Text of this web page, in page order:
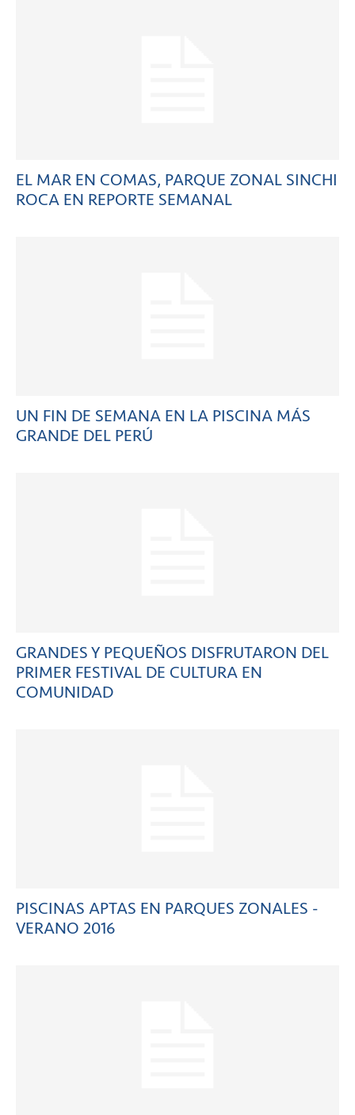
EL MAR EN COMAS, PARQUE ZONAL SINCHI
ROCA EN REPORTE SEMANAL
UN FIN DE SEMANA EN LA PISCINA MÁS
GRANDE DEL PERÚ
GRANDES Y PEQUEÑOS DISFRUTARON DEL
PRIMER FESTIVAL DE CULTURA EN
COMUNIDAD
PISCINAS APTAS EN PARQUES ZONALES -
VERANO 2016